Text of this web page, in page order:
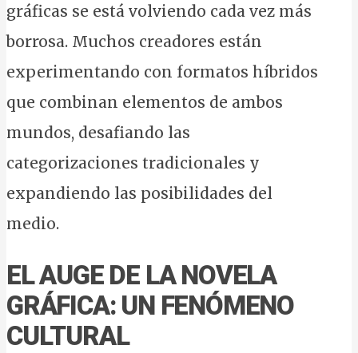
gráficas se está volviendo cada vez más
borrosa. Muchos creadores están
experimentando con formatos híbridos
que combinan elementos de ambos
mundos, desafiando las
categorizaciones tradicionales y
expandiendo las posibilidades del
medio.
EL AUGE DE LA NOVELA
GRÁFICA: UN FENÓMENO
CULTURAL